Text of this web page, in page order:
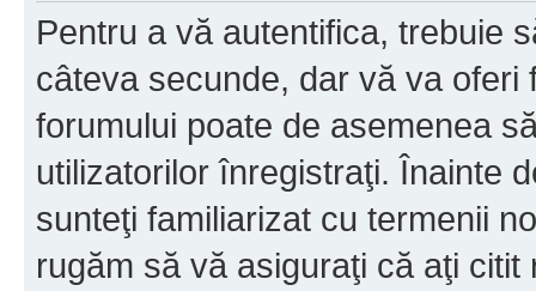
Pentru a vă autentifica, trebuie
câteva secunde, dar vă va oferi
forumului poate de asemenea
utilizatorilor înregistraţi. Înainte
sunteţi familiarizat cu termenii
rugăm să vă asiguraţi că aţi